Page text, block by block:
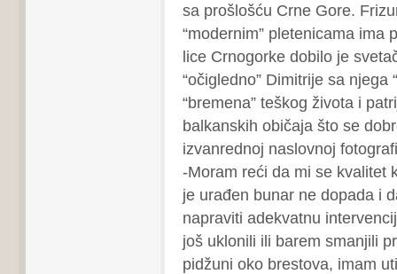
sa prošlošću Crne Gore.
“modernim” pletenicama ima
lice Crnogorke dobilo je
“očigledno” Dimitrije sa njega
“bremena” teškog života i
balkanskih običaja što se
izvanrednoj naslovnoj
-Moram reći da mi se kvalitet
je urađen bunar ne dopada i
napraviti adekvatnu
još uklonili ili barem smanjili
pidžuni oko brestova, imam